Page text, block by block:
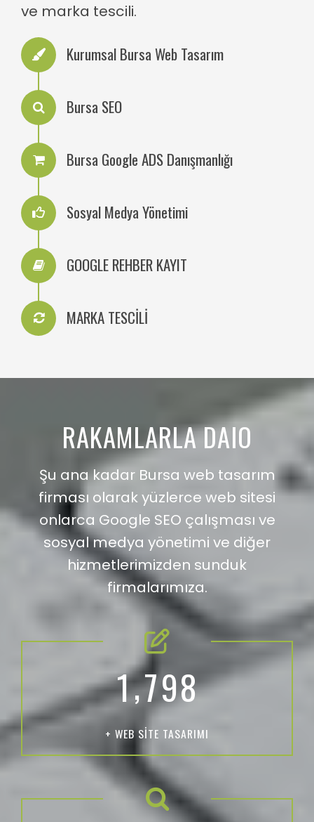
ve marka tescili.
Kurumsal Bursa Web Tasarım
Bursa SEO
Bursa Google ADS Danışmanlığı
Sosyal Medya Yönetimi
GOOGLE REHBER KAYIT
MARKA TESCİLİ
RAKAMLARLA DAIO
Şu ana kadar Bursa web tasarım
firması olarak yüzlerce web sitesi
onlarca Google SEO çalışması ve
sosyal medya yönetimi ve diğer
hizmetlerimizden sunduk
firmalarımıza.
1,798
+ WEB SITE TASARIMI